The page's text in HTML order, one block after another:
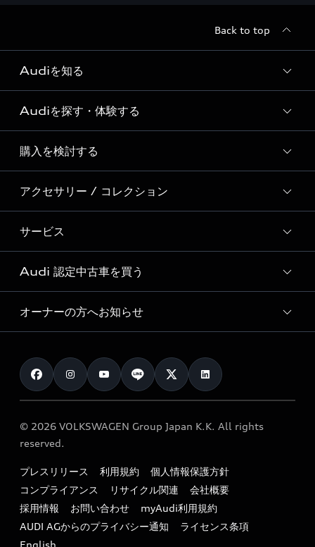
Back to top
Audiを知る
Audi ブランド
Story of Progress
Audi Sport
Formula 1®
デジタルサービス
Audiを探す・体験する
ディーラー検索
新車在庫検索
試乗車・展示車検索
見積もり依頼
試乗予約
購入を検討する
モデル一覧
特別仕様モデル / 限定モデル
e-tronラインアップ
価格シミュレーション
車両比較
カタログ一覧
アクセサリー / コレクション
純正アクセサリー
オンラインショップ
Audi collection
アウディナビアプリ
サービス
サービス入庫予約
サービスプログラム
メンテナンス
車検 / 定期点検
e-tronアフターサポート
myAudi
Audi 認定中古車を買う
Audi認定中古車
クオリティ
保証
メンテナンス
ファイナンス
キャンペーン / イベント
買取査定
オーナーの方へお知らせ
お知らせ
オーナー様向けキャンペーン
特定整備適用車一覧
リサイクル法
よくある質問（FAQ）
© 2026 VOLKSWAGEN Group Japan K.K. All rights
reserved.
プレスリリース 利用規約
個人情報保護方針
コンプライアンス
リサイクル関連
会社概要
採用情報
お問い合わせ
myAudi利用規約
AUDI AGからのプライバシー通知
ライセンス条項
English